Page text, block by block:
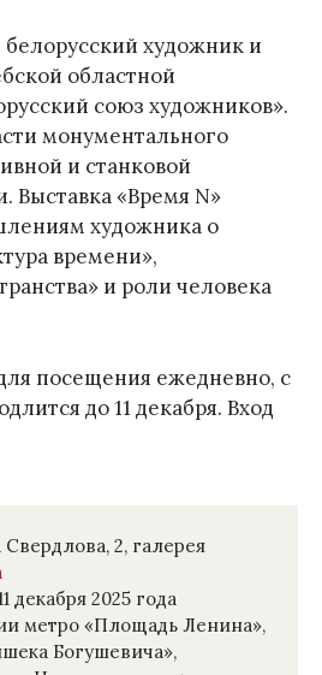
художник и
областной
союз художников».
монументального
и станковой
Выставка «Время N»
художника о
времени»,
и роли человека
посещения ежедневно, с
до 11 декабря. Вход
2, галерея
декабря 2025 года
метро «Площадь Ленина»,
Богушевича»,